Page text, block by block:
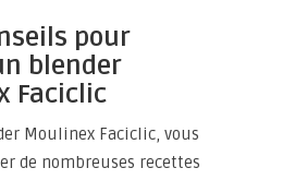
pour
blender
Faciclic
Moulinex Faciclic, vous
de nombreuses recettes